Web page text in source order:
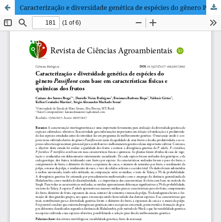
Caracterização e diversidade genética de espécies do gênero Passiflora com base em características físicas e químicas dos frutos